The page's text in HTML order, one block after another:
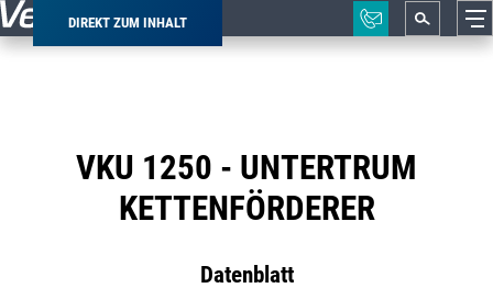
DIREKT ZUM INHALT
Pfadnavigation
VKU 1250 - UNTERTRUM
KETTENFÖRDERER
Datenblatt